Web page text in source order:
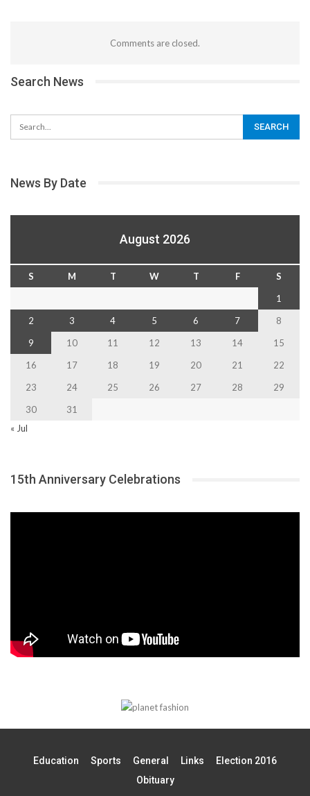
Comments are closed.
Search News
News By Date
August 2026
S M T W T F
S
1
2
3 4 5 6 7
8
9
10 11 12 13 14
15
16
17 18 19 20 21
22
23
24 25 26 27 28
29
30
31
« Jul
15th Anniversary Celebrations
Education Sports General Links
Election 2016
Obituary